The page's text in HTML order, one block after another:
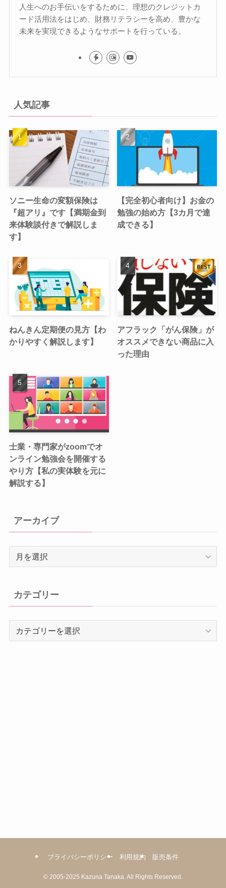
人生へのお手伝いをするために、理想のクレジットカ
ード活用法をはじめ、財務リテラシーを高め、豊かな
未来を実現できるようなサポートを行っている。
人気記事
ソニー生命の変額保険は
『超アリ』です【満期金到
来体験談付きで解説しま
す】
【完全初心者向け】お金の
勉強の始め方【3カ月で達
成できる】
ねんきん定期便の見方【わ
かりやすく解説します】
アフラック「がん保険」が
オススメできない商品に入
った理由
士業・専門家がzoomでオ
ンライン勉強会を開催する
やり方【私の実体験を元に
解説する】
アーカイブ
ブ
カテゴリー
プライバシーポリシー 利用規約 販売条件
© 2005-2025 Kazuna Tanaka.All Rights Reserved.